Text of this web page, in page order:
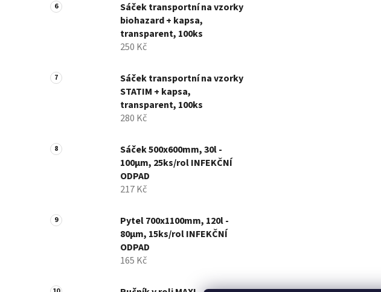
Sáček transportní na vzorky
biohazard + kapsa,
transparent, 100ks
250 Kč
Sáček transportní na vzorky
STATIM + kapsa,
transparent, 100ks
280 Kč
Sáček 500x600mm, 30l -
100µm, 25ks/rol INFEKČNÍ
ODPAD
217 Kč
Pytel 700x1100mm, 120l -
80µm, 15ks/rol INFEKČNÍ
ODPAD
165 Kč